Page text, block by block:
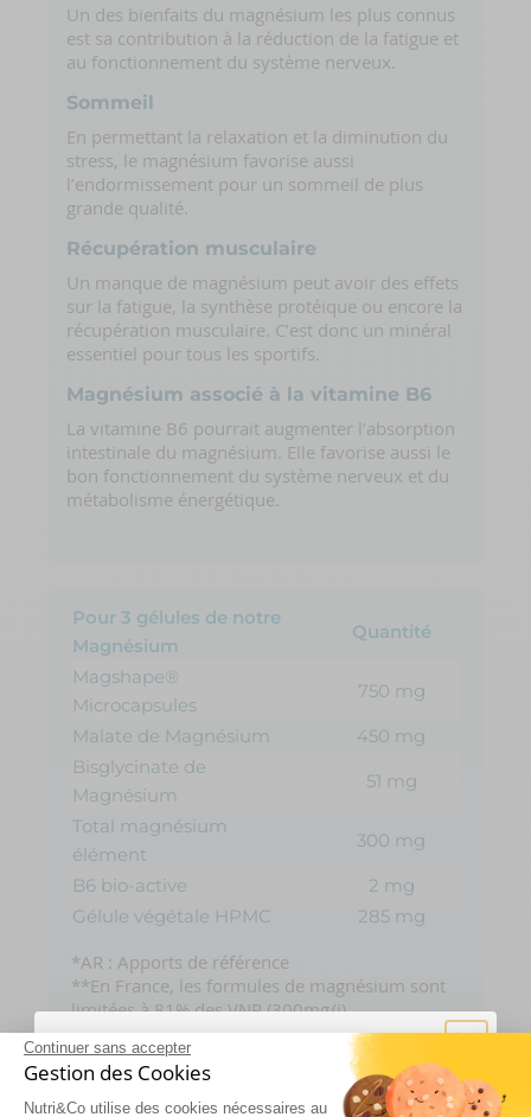
Continuer sans accepter
Gestion des Cookies
Nutri&Co utilise des cookies nécessaires au
Un des bienfaits du magnésium les plus connus
est sa contribution à la réduction de la fatigue et
au fonctionnement du système nerveux.
Sommeil
En permettant la relaxation et la diminution du
stress, le magnésium favorise aussi
l’endormissement pour un sommeil de plus
grande qualité.
Récupération musculaire
Un manque de magnésium peut avoir des effets
sur la fatigue, la synthèse protéique ou encore la
récupération musculaire. C’est donc un minéral
essentiel pour tous les sportifs.
Magnésium associé à la vitamine B6
La vitamine B6 pourrait augmenter l’absorption
intestinale du magnésium. Elle favorise aussi le
bon fonctionnement du système nerveux et du
métabolisme énergétique.
Pour 3 gélules de notre
Magnésium
Quantité
Magshape®
Microcapsules
750 mg
Malate de Magnésium
450 mg
Bisglycinate de
Magnésium
51 mg
Total magnésium
élément
300 mg
B6 bio-active
2 mg
Gélule végétale HPMC
285 mg
*AR : Apports de référence
**En France, les formules de magnésium sont
limitées à 81% des VNR (300mg/j)
Un confort digestif à tout épreuve
La biodisponibilité c’est bien, mais avec le